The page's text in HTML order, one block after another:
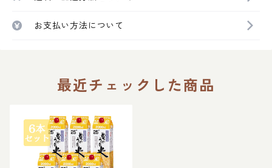
お支払い方法について
最近チェックした商品